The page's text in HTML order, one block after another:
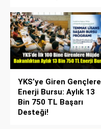
YKS’ye Giren Gençlere
Enerji Bursu: Aylık 13
Bin 750 TL Başarı
Desteği!